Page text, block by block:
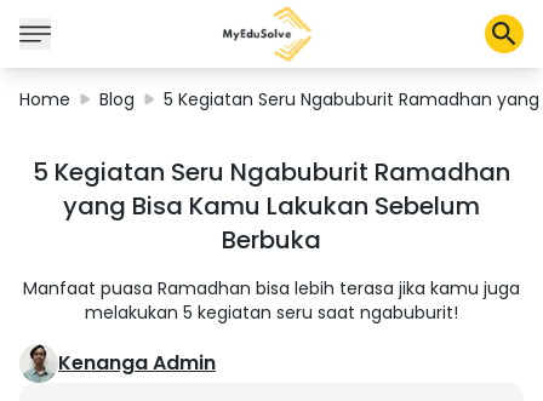
Corporate Solutions
Certifications
Programs
Shop
Home Blog 5 Kegiatan Seru Ngabuburit Ramadhan
5 Kegiatan Seru Ngabuburit Ramadhan
yang Bisa Kamu Lakukan Sebelum
Berbuka
Manfaat puasa Ramadhan bisa lebih terasa jika kamu juga
melakukan 5 kegiatan seru saat ngabuburit!
Kenanga Admin